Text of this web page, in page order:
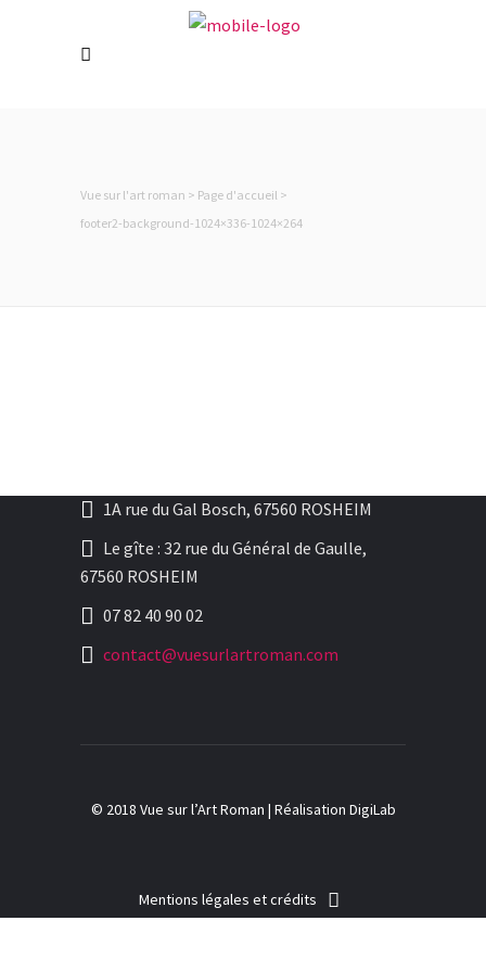
Vue sur l'art roman > Page d'accueil >
footer2-background-1024×336-1024×264
Holiday cottage in Rosheim near
Strasbourg. Located on the “Route
Langues
1A rue du Gal Bosch, 67560 ROSHEIM
Le gîte : 32 rue du Général de Gaulle,
67560 ROSHEIM
07 82 40 90 02
contact@vuesurlartroman.com
© 2018 Vue sur l’Art Roman | Réalisation DigiLab
Mentions légales et crédits